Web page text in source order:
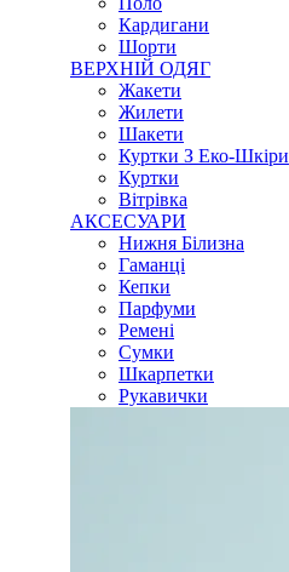
Кардигани
Шорти
ВЕРХНІЙ ОДЯГ
Жакети
Жилети
Шакети
Куртки З Еко-Шкіри
Куртки
Вітрівка
АКСЕСУАРИ
Нижня Білизна
Гаманці
Кепки
Парфуми
Ремені
Сумки
Шкарпетки
Рукавички